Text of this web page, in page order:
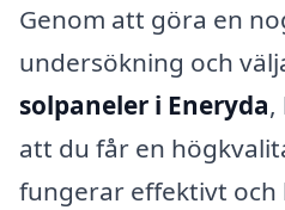
Genom att göra en
undersökning och
solpaneler i Eneryda,
att du får en
fungerar effektivt